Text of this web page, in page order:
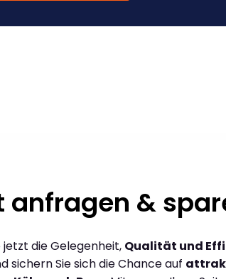
anfragen &
jetzt die Gelegenheit, Qualität und
sichern Sie sich die Chance auf